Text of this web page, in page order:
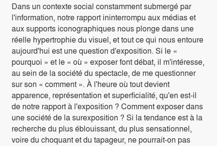
Dans un contexte social constamment submergé par
l'information, notre rapport ininterrompu aux médias et
aux supports iconographiques nous plonge dans une
réelle hypertrophie du visuel, et tout ce qui nous entoure
aujourd'hui est une question d'exposition. Si le «
pourquoi » et le « où » exposer font débat, il m'intéresse,
au sein de la société du spectacle, de me questionner
sur son « comment ». À l'heure où tout devient
apparence, représentation et superficialité, qu'en est-il
de notre rapport à l'exposition ? Comment exposer dans
une société de la surexposition ? Si la tendance est à la
recherche du plus éblouissant, du plus sensationnel,
voire du choquant et du tapageur, ne pourrait-on pas